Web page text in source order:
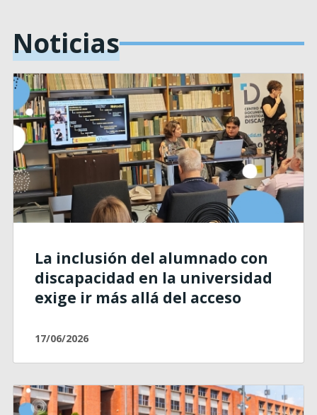
Mancha
Noticias
La inclusión del alumnado con
discapacidad en la universidad
exige ir más allá del acceso
17/06/2026